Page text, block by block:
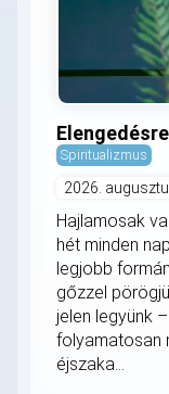
Spiritualizmus
2026.
Hajlamosak
hét minden
legjobb
gőzzel
jelen legyünk
folyamatosan
éjszaka...